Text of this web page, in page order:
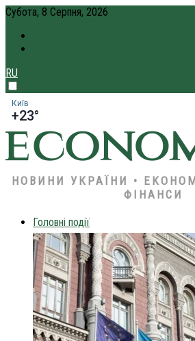
Субота, 8 Серпня, 2026
RU
Київ
+23°
НОВИНИ УКРАЇНИ •
ФІНАНСИ
Головні події